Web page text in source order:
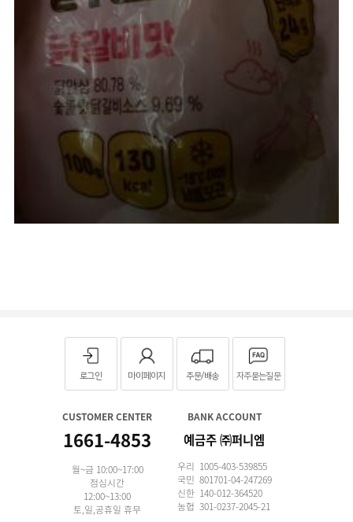
로그인 마이페이지 주문/배송 자주묻는질문
CUSTOMER CENTER
1661-4853
월~금 10:00~17:00
점심시간
12:00~13:00
토,일,공휴일 휴무
BANK ACCOUNT
예금주 ㈜퍼니엠
우리 1005-403-539855
국민 801701-04-247269
신한 140-012-364520
농협 301-0237-2045-21